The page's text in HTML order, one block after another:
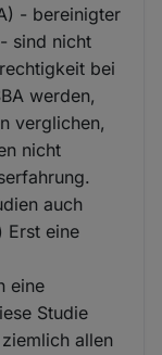
- bereinigter
sind nicht
bei
werden,
verglichen,
nicht
auch
Erst eine
eine
Studie
allen